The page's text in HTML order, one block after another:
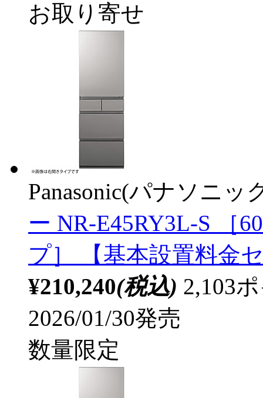
お取り寄せ
Panasonic(パナソニッ
ー NR-E45RY3L-S ［
プ］ 【基本設置料金
¥210,240(税込) 2,103
2026/01/30発売
数量限定